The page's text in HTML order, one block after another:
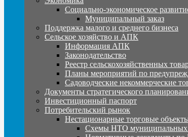
Социально-экономическое
Муниципальный заказ
Поддержка малого и среднего бизнеса
Сельское хозяйство и АПК
Информация АПК
Законодательство
Реестр сельскохозяйственных
Планы мероприятий по
Садоводческие некоммерческие
Документы стратегического
Инвестиционный паспорт
Потребительский рынок
Нестационарные торговые
Схемы НТО муниципальных